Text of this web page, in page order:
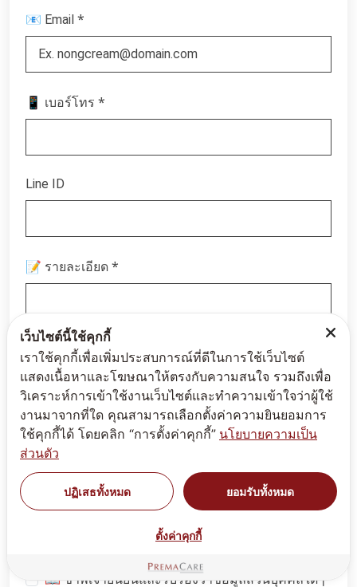
📧 Email *
📱 เบอร์โทร *
Line ID
📝 รายละเอียด *
📖 ข้าพเจ้ายืนยันและรับรองว่าข้อมูลส่วนบุคคลใดๆ
เว็บไซต์นี้ใช้คุกกี้
เราใช้คุกกี้เพื่อเพิ่มประสบการณ์ที่ดีในการใช้เว็บไซต์
แสดงเนื้อหาและโฆษณาให้ตรงกับความสนใจ รวมถึงเพื่อ
วิเคราะห์การเข้าใช้งานเว็บไซต์และทำความเข้าใจว่าผู้ใช้
งานมาจากที่ใด คุณสามารถเลือกตั้งค่าความยินยอมการ
ใช้คุกกี้ได้ โดยคลิก “การตั้งค่าคุกกี้” นโยบายความเป็น
ส่วนตัว
ปฏิเสธทั้งหมด ยอมรับทั้งหมด
ตั้งค่าคุกกี้